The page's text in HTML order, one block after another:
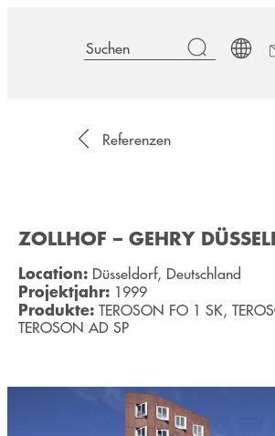
Referenzen
ZOLLHOF – GEHRY
Location: Düsseldorf, Deutschland
Projektjahr: 1999
Produkte: TEROSON FO 1 SK,
TEROSON AD SP